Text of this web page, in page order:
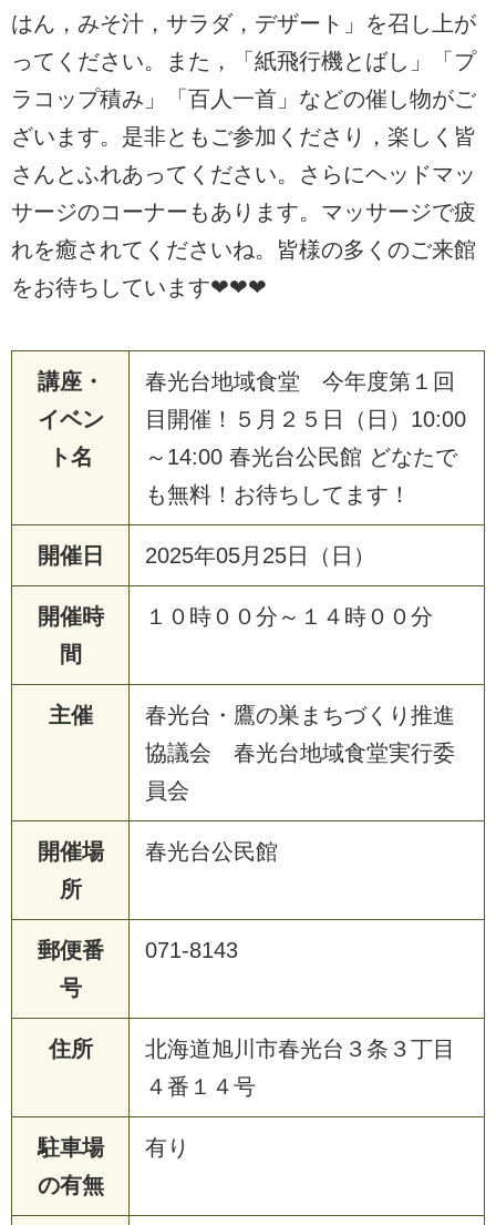
はん，みそ汁，サラダ，デザート」を召し上が
ってください。また，「紙飛行機とばし」「プ
ラコップ積み」「百人一首」などの催し物がご
ざいます。是非ともご参加くださり，楽しく皆
さんとふれあってください。さらにヘッドマッ
サージのコーナーもあります。マッサージで疲
れを癒されてくださいね。皆様の多くのご来館
をお待ちしています❤❤❤
講座・
イベン
ト名
春光台地域食堂 今年度第１回
目開催！５月２５日（日）10:00
～14:00 春光台公民館 どなたで
も無料！お待ちしてます！
開催日 2025年05月25日（日）
開催時
間
１０時００分～１４時００分
主催
春光台・鷹の巣まちづくり推進
協議会 春光台地域食堂実行委
員会
開催場
所
春光台公民館
郵便番
号
071-8143
住所
北海道旭川市春光台３条３丁目
４番１４号
駐車場
の有無
有り